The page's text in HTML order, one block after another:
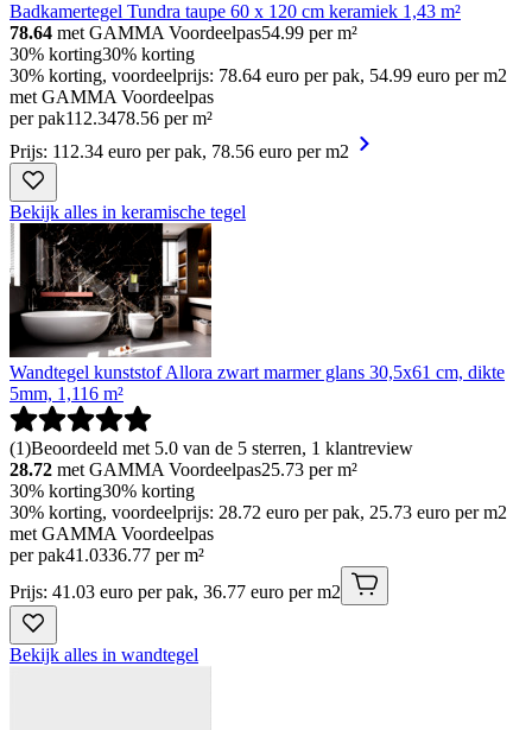
Badkamertegel Tundra taupe 60 x 120 cm keramiek 1,43 m²
78.64 met GAMMA Voordeelpas54.99 per m²
30% korting30% korting
30% korting, voordeelprijs: 78.64 euro per pak, 54.99 euro per m2
met GAMMA Voordeelpas
per pak112.3478.56 per m²
Prijs: 112.34 euro per pak, 78.56 euro per m2
Bekijk alles in keramische tegel
Wandtegel kunststof Allora zwart marmer glans 30,5x61 cm, dikte
5mm, 1,116 m²
(1)Beoordeeld met 5.0 van de 5 sterren, 1 klantreview
28.72 met GAMMA Voordeelpas25.73 per m²
30% korting30% korting
30% korting, voordeelprijs: 28.72 euro per pak, 25.73 euro per m2
met GAMMA Voordeelpas
per pak41.0336.77 per m²
Prijs: 41.03 euro per pak, 36.77 euro per m2
Bekijk alles in wandtegel